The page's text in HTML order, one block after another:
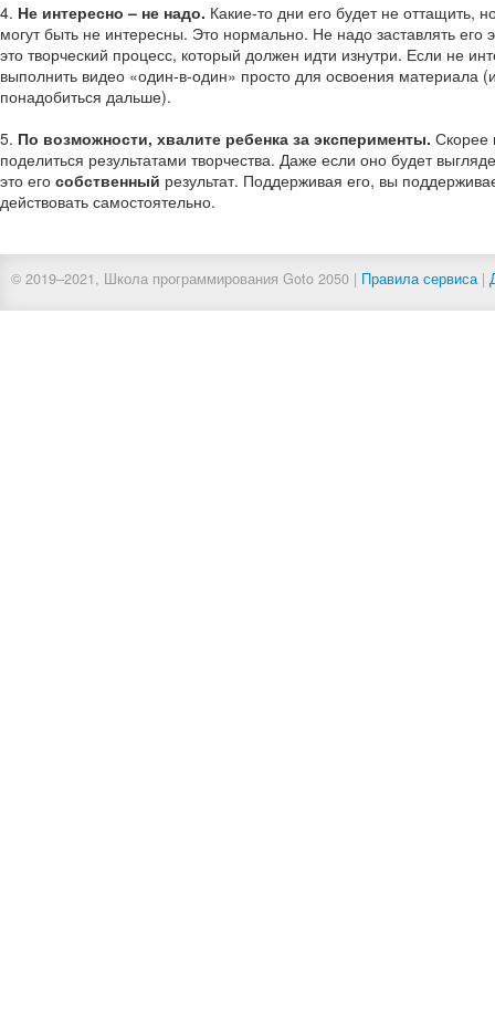
4. Не интересно – не надо. Какие-то дни его будет не оттащить,
могут быть не интересны. Это нормально. Не надо заставлять его
это творческий процесс, который должен идти изнутри. Если не
выполнить видео «один-в-один» просто для освоения материала
понадобиться дальше).
5. По возможности, хвалите ребенка за эксперименты. Скорее
поделиться результатами творчества. Даже если оно будет
это его собственный результат. Поддерживая его, вы
действовать самостоятельно.
© 2019–2021, Школа программирования Goto 2050 | Правила сервиса|